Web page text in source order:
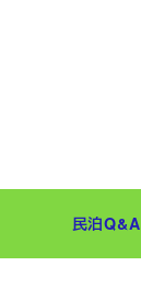
民泊Q&A